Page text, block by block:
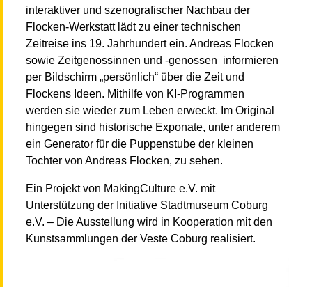
interaktiver und szenografischer Nachbau der
Flocken-Werkstatt lädt zu einer technischen
Zeitreise ins 19. Jahrhundert ein. Andreas Flocken
sowie Zeitgenossinnen und -genossen informieren
per Bildschirm „persönlich“ über die Zeit und
Flockens Ideen. Mithilfe von KI-Programmen
werden sie wieder zum Leben erweckt. Im Original
hingegen sind historische Exponate, unter anderem
ein Generator für die Puppenstube der kleinen
Tochter von Andreas Flocken, zu sehen.
Ein Projekt von MakingCulture e.V. mit
Unterstützung der Initiative Stadtmuseum Coburg
e.V. – Die Ausstellung wird in Kooperation mit den
Kunstsammlungen der Veste Coburg realisiert.